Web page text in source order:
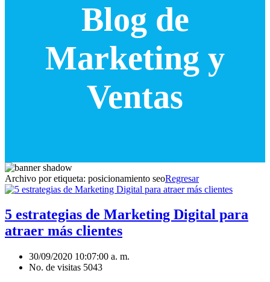
Blog de
Marketing y
Ventas
Archivo por etiqueta: posicionamiento seoRegresar
5 estrategias de Marketing Digital para
atraer más clientes
30/09/2020 10:07:00 a. m.
No. de visitas 5043